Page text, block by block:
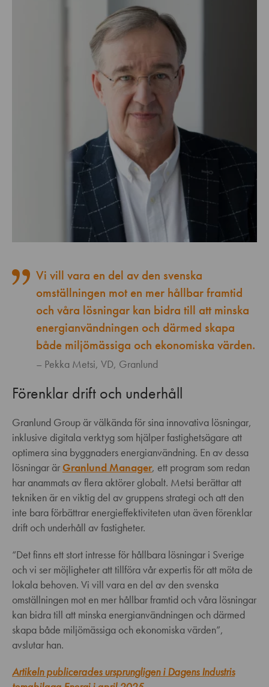
Vi vill vara en del av den svenska
omställningen mot en mer hållbar framtid
och våra lösningar kan bidra till att minska
energianvändningen och därmed skapa
både miljömässiga och ekonomiska värden.
Pekka Metsi, VD, Granlund
Förenklar drift och underhåll
Granlund Group är välkända för sina innovativa lösningar,
inklusive digitala verktyg som hjälper fastighetsägare att
optimera sina byggnaders energianvändning. En av dessa
lösningar är Granlund Manager, ett program som redan
har anammats av flera aktörer globalt. Metsi berättar att
tekniken är en viktig del av gruppens strategi och att den
inte bara förbättrar energieffektiviteten utan även förenklar
drift och underhåll av fastigheter.
“Det finns ett stort intresse för hållbara lösningar i Sverige
och vi ser möjligheter att tillföra vår expertis för att möta de
lokala behoven. Vi vill vara en del av den svenska
omställningen mot en mer hållbar framtid och våra lösningar
kan bidra till att minska energianvändningen och därmed
skapa både miljömässiga och ekonomiska värden”,
avslutar han.
Artikeln publicerades ursprungligen i Dagens Industris